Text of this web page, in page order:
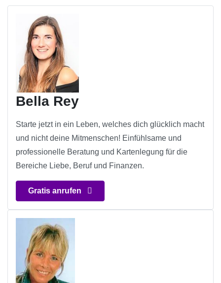
Bella Rey
Starte jetzt in ein Leben, welches dich glücklich macht
und nicht deine Mitmenschen! Einfühlsame und
professionelle Beratung und Kartenlegung für die
Bereiche Liebe, Beruf und Finanzen.
Gratis anrufen